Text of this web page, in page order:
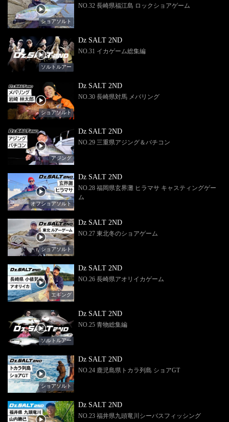
ショアソルト
NO.32 長崎県福江島 ロックショアゲーム
ソルトルアー
Dz SALT 2ND
NO.31 イカゲーム総集編
ショアソルト
Dz SALT 2ND
NO.30 長崎県対馬 メバリング
アジング
Dz SALT 2ND
NO.29 三重県アジング＆バチコン
オフショアソルト
Dz SALT 2ND
NO.28 福岡県玄界灘 ヒラマサ キャスティングゲー
ム
ショアソルト
Dz SALT 2ND
NO.27 東北冬のショアゲーム
エギング
Dz SALT 2ND
NO.26 長崎県アオリイカゲーム
ソルトルアー
Dz SALT 2ND
NO.25 青物総集編
ショアソルト
Dz SALT 2ND
NO.24 鹿児島県トカラ列島 ショアGT
Dz SALT 2ND
NO.23 福井県九頭竜川シーバスフィッシング